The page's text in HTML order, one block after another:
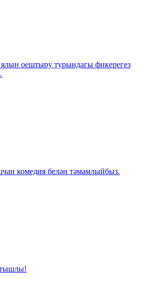
ялын оештыру турындагы фикерегез
комедия белән тәмамлыйбыз.